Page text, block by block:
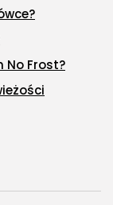
No Frost?
zimno?
temperatury